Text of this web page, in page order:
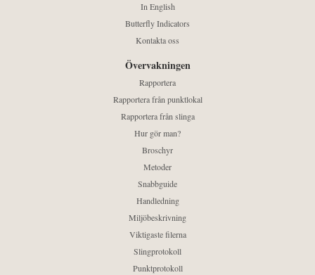
In English
Butterfly Indicators
Kontakta oss
Övervakningen
Rapportera
Rapportera från punktlokal
Rapportera från slinga
Hur gör man?
Broschyr
Metoder
Snabbguide
Handledning
Miljöbeskrivning
Viktigaste filerna
Slingprotokoll
Punktprotokoll